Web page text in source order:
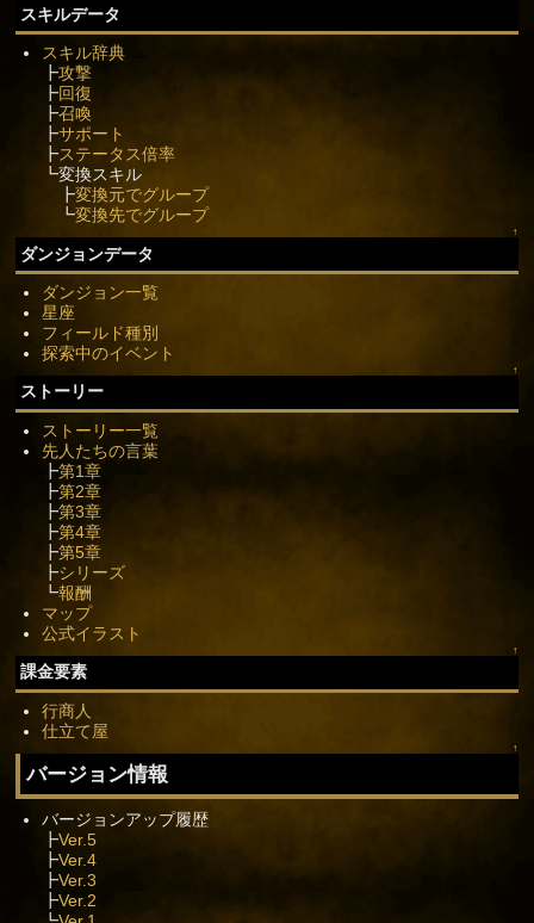
スキルデータ
スキル辞典
┣攻撃
┣回復
┣召喚
┣サポート
┣ステータス倍率
┗変換スキル
┣変換元でグループ
┗変換先でグループ
↑
ダンジョンデータ
ダンジョン一覧
星座
フィールド種別
探索中のイベント
↑
ストーリー
ストーリー一覧
先人たちの言葉
┣第1章
┣第2章
┣第3章
┣第4章
┣第5章
┣シリーズ
┗報酬
マップ
公式イラスト
↑
課金要素
行商人
仕立て屋
↑
バージョン情報
バージョンアップ履歴
┣Ver.5
┣Ver.4
┣Ver.3
┣Ver.2